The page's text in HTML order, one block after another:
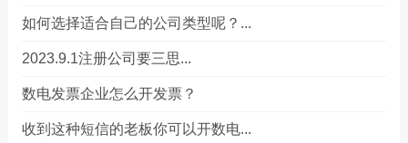
如何选择适合自己的公司类型呢？...
2023.9.1注册公司要三思...
数电发票企业怎么开发票？
收到这种短信的老板你可以开数电...